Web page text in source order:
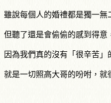
雖說每個人的婚禮都是獨一無
但聽了還是會偷偷的感到得
因為我們真的沒有「很辛苦」
就是一切照高大哥的吩咐，就